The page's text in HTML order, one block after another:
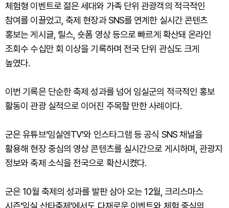
체험형 이벤트로 젊은 세대와 가족 단위 관광객의 적극적인
참여를 이끌었고, 축제 현장과 SNS를 연계한 실시간 콘텐츠
홍보는 게시글, 릴스, 숏폼 영상 등으로 빠르게 확산돼 온라인
조회수 수십만 회 이상을 기록하며 전국 단위 관심도 크게
높였다.
이번 기록은 단순한 축제 성과를 넘어 임실군의 적극적인 홍보
활동이 관광 실적으로 이어진 주목할 만한 사례이다.
군은 유튜브‘임실엔TV’와 인스타그램 등 공식 SNS 채널을
활용해 현장 중심의 영상 콘텐츠를 실시간으로 게시하며, 관광지
정보와 축제 소식을 전국으로 확산시켰다.
군은 10월 축제의 성과를 발판 삼아 오는 12월, 크리스마스